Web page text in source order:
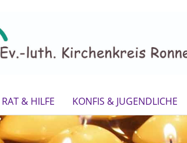
RAT & HILFE KONFIS & JUGENDLICHE